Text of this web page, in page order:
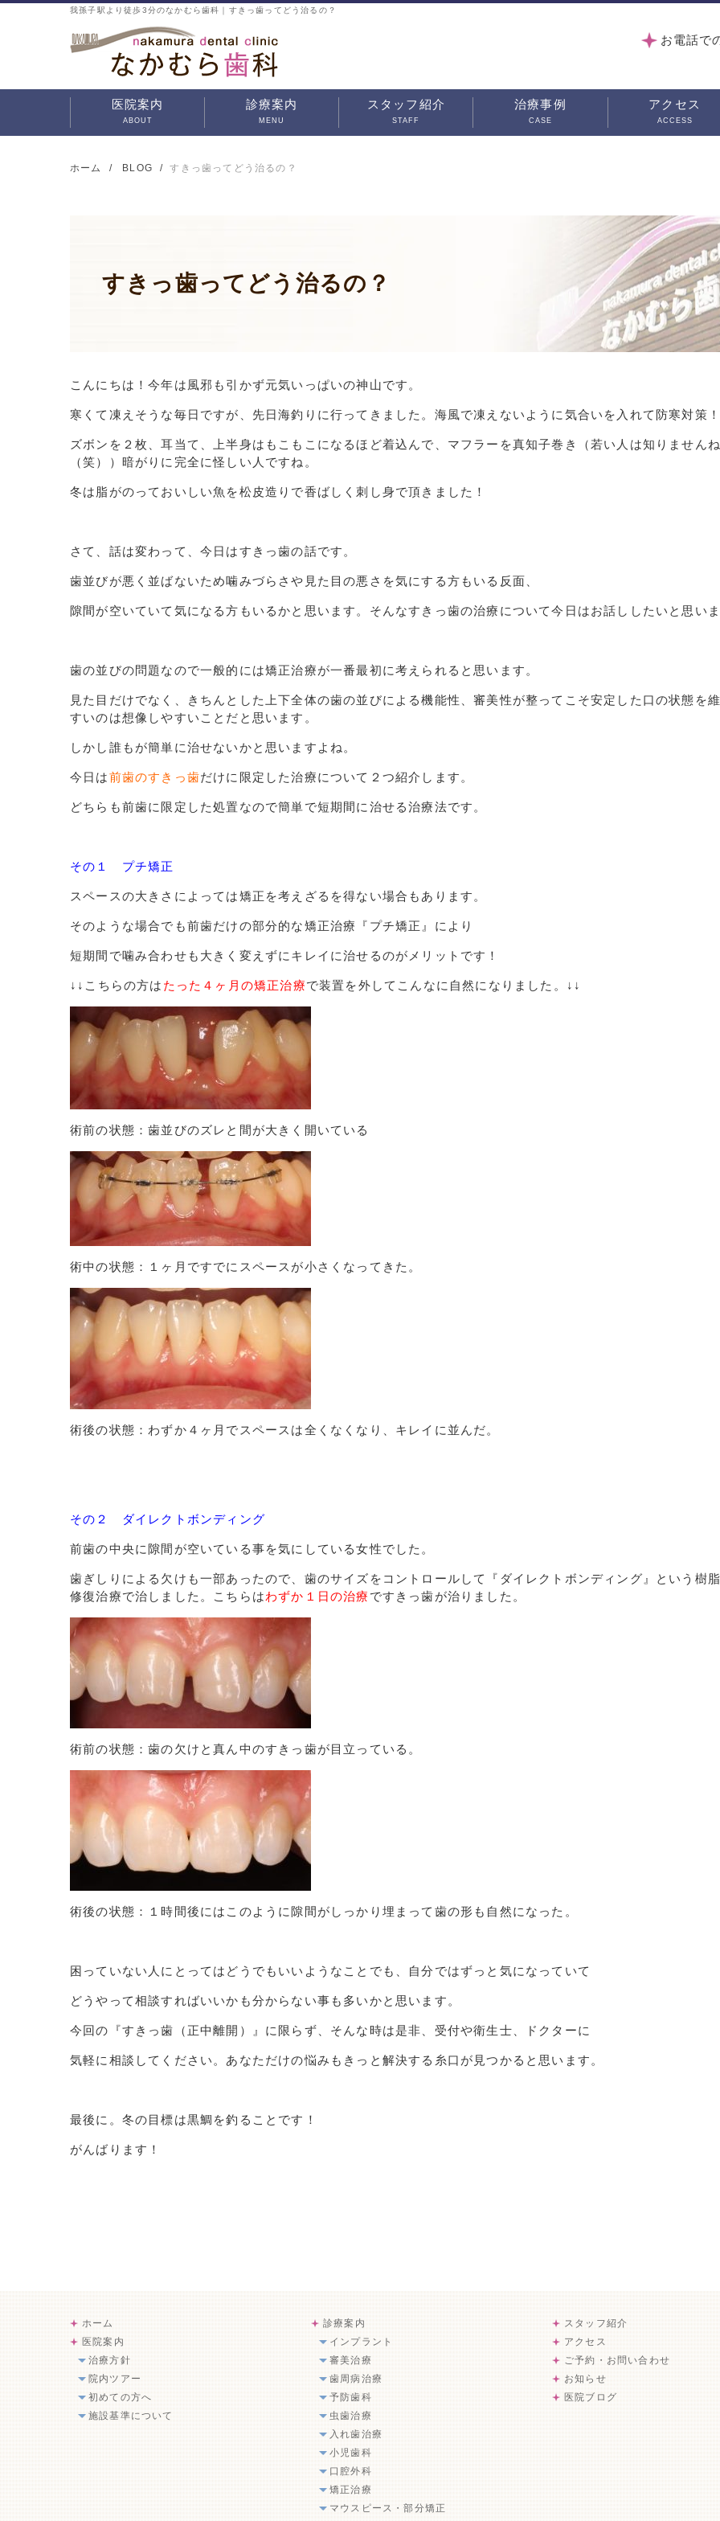
我孫子駅より徒歩3分のなかむら歯科｜すきっ歯ってどう治るの？
お電話で
医院案内
ABOUT
診療案内
MENU
分矯正
スタッフ紹介
STAFF
治療事例
CASE
アクセス
ACCESS
ホーム BLOG すきっ歯ってどう治るの？
すきっ歯ってどう治るの？
こんにちは！今年は風邪も引かず元気いっぱいの神山です。
寒くて凍えそうな毎日ですが、先日海釣りに行ってきました。海風で凍えないように気合いを入れて防寒対策
ズボンを２枚、耳当て、上半身はもこもこになるほど着込んで、マフラーを真知子巻き（若い人は知りません
（笑））暗がりに完全に怪しい人ですね。
冬は脂がのっておいしい魚を松皮造りで香ばしく刺し身で頂きました！
さて、話は変わって、今日はすきっ歯の話です。
歯並びが悪く並ばないため噛みづらさや見た目の悪さを気にする方もいる反面、
隙間が空いていて気になる方もいるかと思います。そんなすきっ歯の治療について今日はお話ししたいと思い
歯の並びの問題なので一般的には矯正治療が一番最初に考えられると思います。
見た目だけでなく、きちんとした上下全体の歯の並びによる機能性、審美性が整ってこそ安定した口の状態を
すいのは想像しやすいことだと思います。
しかし誰もが簡単に治せないかと思いますよね。
今日は前歯のすきっ歯だけに限定した治療について２つ紹介します。
どちらも前歯に限定した処置なので簡単で短期間に治せる治療法です。
その１ プチ矯正
スペースの大きさによっては矯正を考えざるを得ない場合もあります。
そのような場合でも前歯だけの部分的な矯正治療『プチ矯正』により
短期間で噛み合わせも大きく変えずにキレイに治せるのがメリットです！
↓↓こちらの方は たった４ヶ月の矯正治療で装置を外してこんなに自然になりました。↓↓
術前の状態：歯並びのズレと間が大きく開いている
術中の状態：１ヶ月ですでにスペースが小さくなってきた。
術後の状態：わずか４ヶ月でスペースは全くなくなり、キレイに並んだ。
その２ ダイレクトボンディング
前歯の中央に隙間が空いている事を気にしている女性でした。
歯ぎしりによる欠けも一部あったので、歯のサイズをコントロールして『ダイレクトボンディング』という樹
修復治療で治しました。こちらはわずか１日の治療 ですきっ歯が治りました。
術前の状態：歯の欠けと真ん中のすきっ歯が目立っている。
術後の状態：１時間後にはこのように隙間がしっかり埋まって歯の形も自然になった。
困っていない人にとってはどうでもいいようなことでも、自分ではずっと気になっていて
どうやって相談すればいいかも分からない事も多いかと思います。
今回の『すきっ歯（正中離開）』に限らず、そんな時は是非、受付や衛生士、ドクターに
気軽に相談してください。あなただけの悩みもきっと解決する糸口が見つかると思います。
最後に。冬の目標は黒鯛を釣ることです！
がんばります！
ホーム
医院案内
治療方針
院内ツアー
初めての方へ
施設基準について
診療案内
インプラント
審美治療
歯周病治療
予防歯科
虫歯治療
入れ歯治療
小児歯科
口腔外科
矯正治療
マウスピース・部分矯正
スタッフ紹介
アクセス
ご予約・お問い合わせ
お知らせ
医院ブログ